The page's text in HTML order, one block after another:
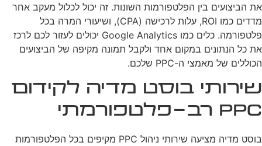
את הביצועים בין הפלטפורמות השונות. זה יכול לכלול מעקב אחר
מדדים כמו ROI, עלות לרכישה (CPA), ושיעורי המרה בכל
פלטפורמה. כלים כמו Google Analytics יכולים לעזור לכם לרכז
את כל הנתונים במקום אחד ולקבל תמונה מקיפה של הביצועים
הכוללים של מאמצי ה-PPC שלכם.
שירותי בוסט מדיה לקידום
PPC רב-פלטפורמתי
בוסט מדיה מציעה שירותי ניהול PPC מקיפים בכל הפלטפורמות